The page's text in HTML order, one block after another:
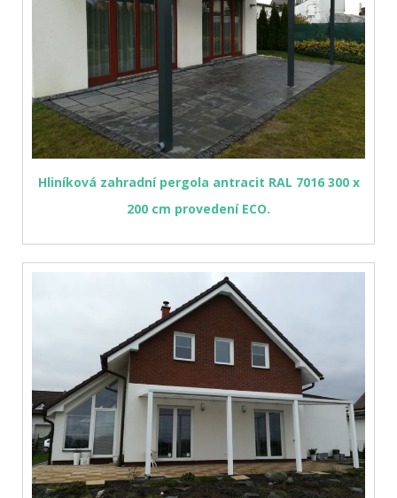
Hliníková zahradní pergola antracit RAL 7016 300 x
200 cm provedení ECO.